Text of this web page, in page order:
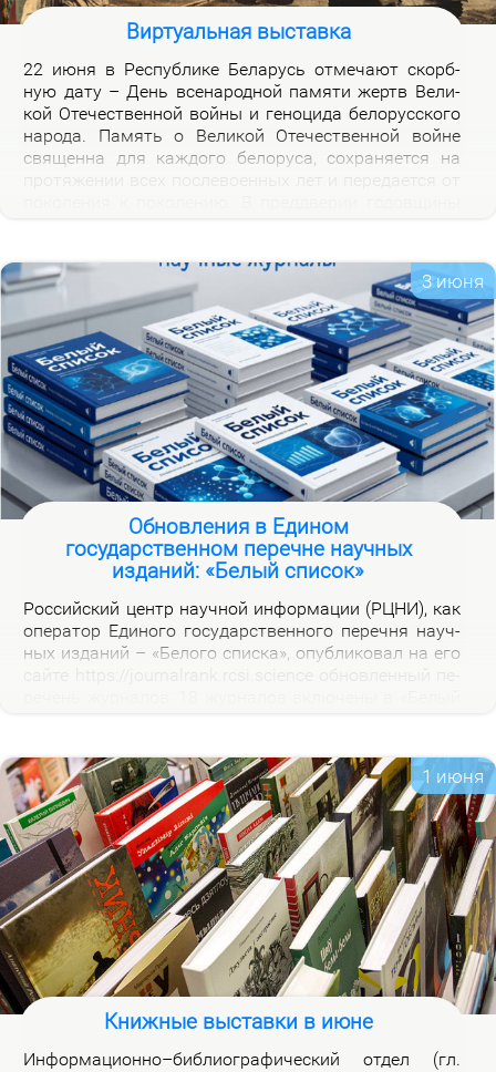
Виртуальная выставка
22 июня в Рес­пуб­ли­ке Бе­ла­русь от­ме­ча­ют скорб­
ную да­ту – День все­на­род­ной па­мя­ти жертв Ве­ли­
кой Оте­че­ствен­ной вой­ны и ге­но­ци­да бе­ло­рус­ско­го
на­ро­да. Па­мять о Ве­ли­кой Оте­че­ствен­ной войне
свя­щен­на для каж­до­го бе­ло­ру­са, со­хра­ня­ет­ся на
пер­вых дней вой­ны», ко­то­рая по­свя­ща­ет­ся тра­ги­че­
ским и ге­ро­и­че­ским стра­ни­цам ис­то­рии борь­бы с
немец­ко-фа­шист­ски­ми за­хват­чи­ка­ми в на­чаль­ный
пе­ри­од вой­ны.
3 июня
Обновления в Едином
государственном перечне научных
изданий: «Белый список»
Рос­сий­ский центр на­уч­ной ин­фор­ма­ции (РЦНИ), как
опе­ра­тор Еди­но­го го­судар­ствен­но­го пе­реч­ня на­уч­
ных из­да­ний – «Бе­ло­го спис­ка», опуб­ли­ко­вал на его
на­лов на вклад­ке «Уров­ни» раз­ме­ще­ны при­ме­ча­ния,
по­яс­ня­ю­щие при­чи­ны вклю­че­ния жур­на­лов и из­ме­
не­ния уров­ней.
1 июня
Книжные выставки в июне
Ин­фор­ма­ци­он­но–биб­лио­гра­фи­че­ский от­дел (гл.